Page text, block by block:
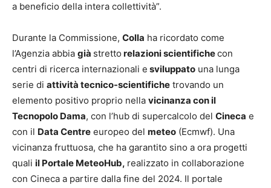
a beneficio della intera collettività”.
Durante la Commissione, Colla ha ricordato come
l’Agenzia abbia già stretto relazioni scientifichecon
centri di ricerca internazionali e sviluppato una lunga
serie di attività tecnico-scientifiche trovando un
elemento positivo proprio nella vicinanza con il
Tecnopolo Dama, con l’hub di supercalcolo del Cineca e
con il Data Centre europeo del meteo (Ecmwf). Una
vicinanza fruttuosa, che ha garantito sino a ora progetti
quali il Portale MeteoHub, realizzato in collaborazione
con Cineca a partire dalla fine del 2024. Il portale